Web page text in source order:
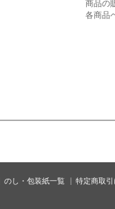
商品の
各商品
のし・包装紙一覧 特定商取